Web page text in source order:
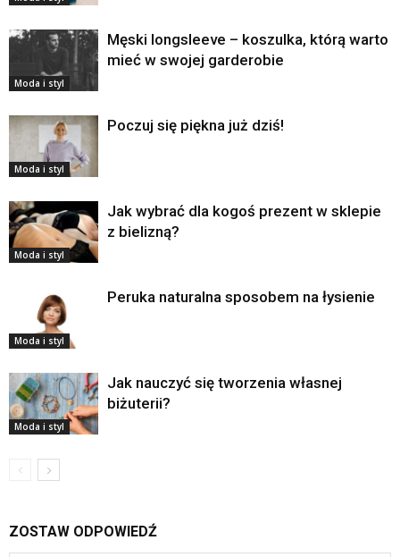
Moda i styl
Męski longsleeve – koszulka, którą warto
mieć w swojej garderobie
Moda i styl
Poczuj się piękna już dziś!
Moda i styl
Jak wybrać dla kogoś prezent w sklepie
z bielizną?
Moda i styl
Peruka naturalna sposobem na łysienie
Moda i styl
Jak nauczyć się tworzenia własnej
biżuterii?
ZOSTAW ODPOWIEDŹ